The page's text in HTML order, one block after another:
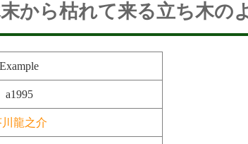
から枯れて来る立ち木の
Example
a1995
川龍之介